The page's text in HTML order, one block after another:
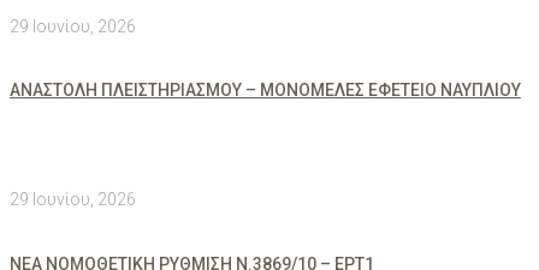
29 Ιουνίου, 2026
ΑΝΑΣΤΟΛΗ ΠΛΕΙΣΤΗΡΙΑΣΜΟΥ – ΜΟΝΟΜΕΛΕΣ ΕΦΕΤΕΙΟ ΝΑΥΠΛΙΟΥ
29 Ιουνίου, 2026
ΝΕΑ ΝΟΜΟΘΕΤΙΚΗ ΡΥΘΜΙΣΗ Ν.3869/10 – ΕΡΤ1